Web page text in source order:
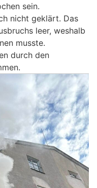
sein.
nicht geklärt. Das
leer, weshalb
musste.
durch den